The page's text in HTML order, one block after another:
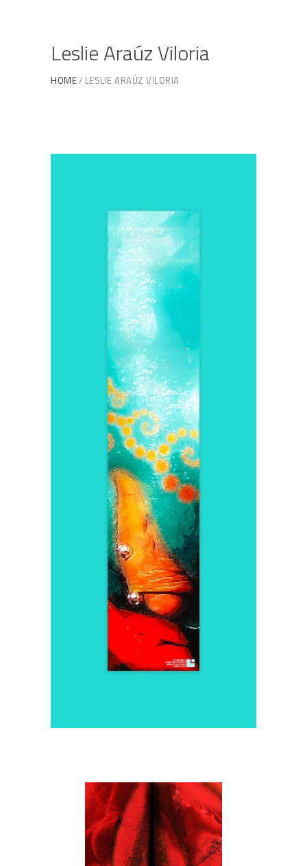
Leslie Araúz Viloria
HOME LESLIE ARAÚZ VILORIA
Buff Clits – Leslie Araúz